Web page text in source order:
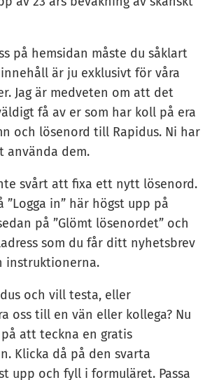
på hemsidan måste du såklart
är ju exklusivt för våra
Jag är medveten om att det
få av er som har koll på era
och lösenord till Rapidus. Ni har
använda dem.
svårt att fixa ett nytt lösenord.
”Logga in” här högst upp på
på ”Glömt lösenordet” och
som du får ditt nyhetsbrev
instruktionerna.
och vill testa, eller
oss till en vän eller kollega? Nu
på att teckna en gratis
Klicka då på den svarta
upp och fyll i formuläret. Passa